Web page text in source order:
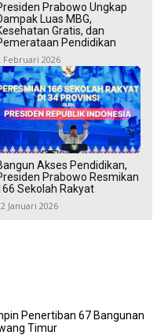
Prabowo Ungkap
Luas MBG,
Gratis, dan
Pendidikan
Februari 2026
Akses Pendidikan,
Prabowo Resmikan
Sekolah Rakyat
Januari 2026
Penertiban 67 Bangunan
Timur